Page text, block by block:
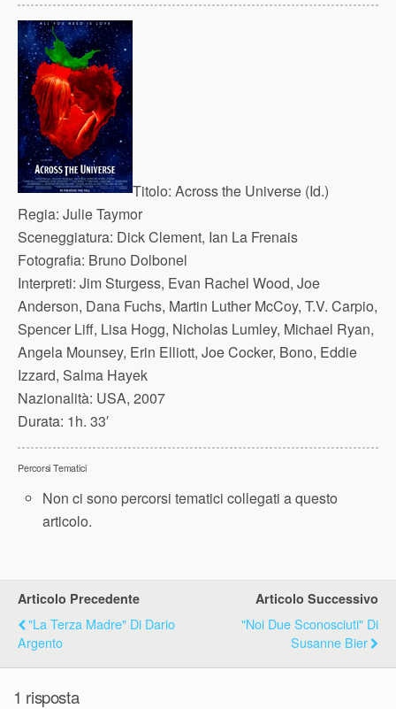
Titolo: Across the Universe (Id.)
Regia: Julie Taymor
Sceneggiatura: Dick Clement, Ian La Frenais
Fotografia: Bruno Dolbonel
Interpreti: Jim Sturgess, Evan Rachel Wood, Joe
Anderson, Dana Fuchs, Martin Luther McCoy, T.V. Carpio,
Spencer Liff, Lisa Hogg, Nicholas Lumley, Michael Ryan,
Angela Mounsey, Erin Elliott, Joe Cocker, Bono, Eddie
Izzard, Salma Hayek
Nazionalità: USA, 2007
Durata: 1h. 33′
Percorsi Tematici
Non ci sono percorsi tematici collegati a questo
articolo.
Articolo Precedente
"La Terza Madre" Di Dario
Argento
Articolo Successivo
"Noi Due Sconosciuti" Di
Susanne Bier
1 risposta